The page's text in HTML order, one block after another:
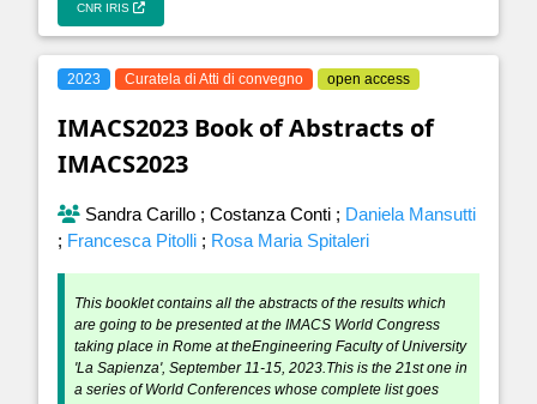
CNR IRIS
2023 Curatela di Atti di convegno open access
IMACS2023 Book of Abstracts of
IMACS2023
Sandra Carillo ; Costanza Conti ; Daniela Mansutti
; Francesca Pitolli ; Rosa Maria Spitaleri
This booklet contains all the abstracts of the results which
are going to be presented at the IMACS World Congress
taking place in Rome at theEngineering Faculty of University
'La Sapienza', September 11-15, 2023.This is the 21st one in
a series of World Conferences whose complete list goes